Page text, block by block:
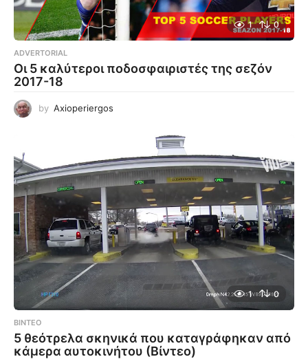
1 0
ADVERTORIAL
Οι 5 καλύτεροι ποδοσφαιριστές της σεζόν
2017-18
by Axioperiergos
1 0
ΒΊΝΤΕΟ
5 θεότρελα σκηνικά που καταγράφηκαν από
κάμερα αυτοκινήτου (Βίντεο)